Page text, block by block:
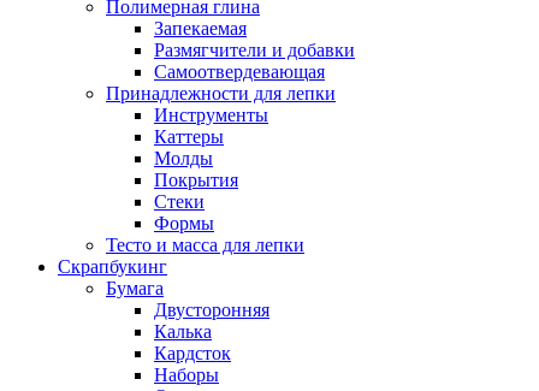
Полимерная глина
Запекаемая
Размягчители и добавки
Самоотвердевающая
Принадлежности для лепки
Инструменты
Каттеры
Молды
Покрытия
Стеки
Формы
Тесто и масса для лепки
Скрапбукинг
Бумага
Двусторонняя
Калька
Кардсток
Наборы